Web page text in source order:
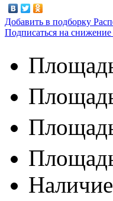
Добавить в подборку
Подписаться на